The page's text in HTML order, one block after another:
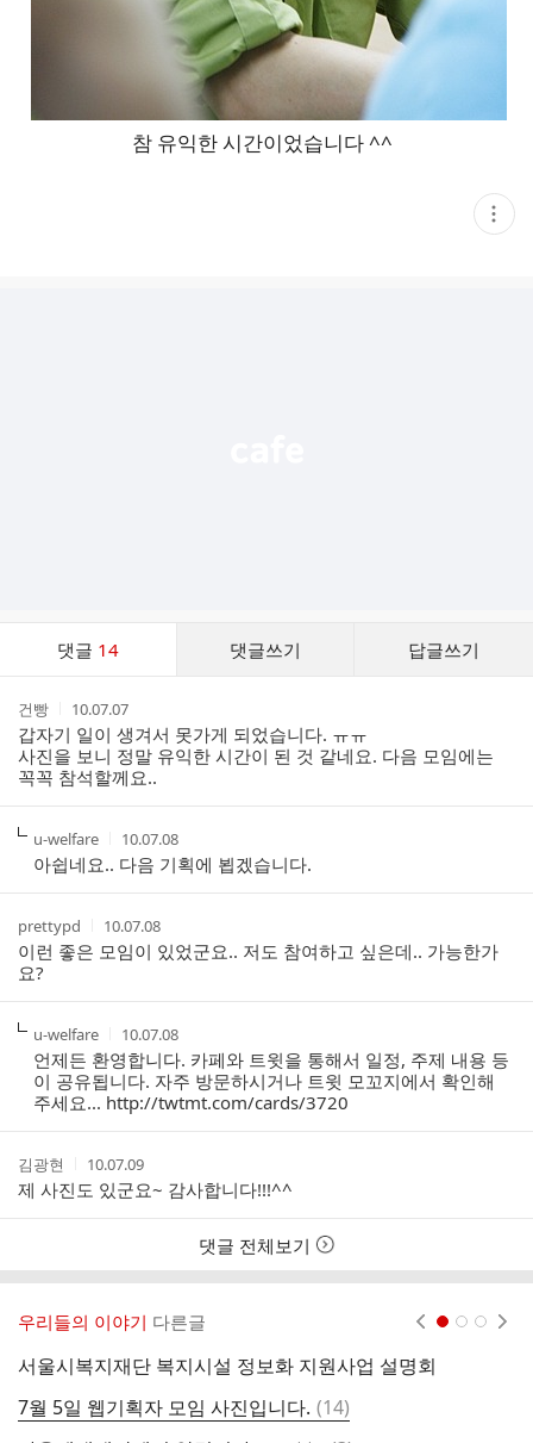
참 유익한 시간이었습니다 ^^
현
재
댓글 14 댓글쓰기 답글쓰기
작
성
자
건빵
작
성
시
간
10.07.07
갑자기 일이 생겨서 못가게 되었습니다. ㅠㅠ
사진을 보니 정말 유익한 시간이 된 것 같네요. 다음 모임에는
꼭꼭 참석할께요..
작
성
자
u-welfare
작
성
시
간
10.07.08
아쉽네요.. 다음 기획에 뵙겠습니다.
작
성
자
prettypd
작
성
시
10.07.08
이런 좋은 모임이 있었군요.. 저도 참여하고 싶은데.. 가능한가
요?
작
성
자
u-welfare
작
성
시
간
10.07.08
언제든 환영합니다. 카페와 트윗을 통해서 일정, 주제 내용 등
이 공유됩니다. 자주 방문하시거나 트윗 모꼬지에서 확인해
주세요... http://twtmt.com/cards/3720
작
성
자
김광현
작
성
시
간
10.07.09
제 사진도 있군요~ 감사합니다!!!^^
댓글 전체보기
우리들의 이야기 다른글
서울시복지재단 복지시설 정보화 지원사업 설명회
7월 5일 웹기획자 모임 사진입니다. 댓
글
(14)